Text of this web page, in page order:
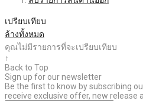
เปรียบเทียบ
ล้างทั้งหมด
คุณไม่มีรายการที่จะเปรียบเทียบ
↑
Back to Top
Sign up for our newsletter
Be the first to know by subscribing
receive exclusive offer, new release